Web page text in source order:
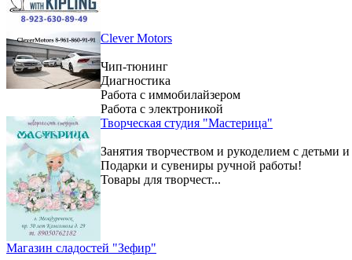
Clever Motors
Чип-тюнинг
Диагностика
Работа с иммобилайзером
Работа с электроникой
Творческая студия "Мастерица"
Занятия творчеством и рукоделием с детьми
Подарки и сувениры ручной работы!
Товары для творчест...
Магазин сладостей "Зефир"